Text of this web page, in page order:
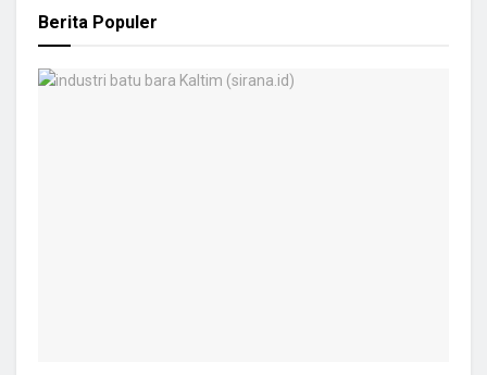
Berita Populer